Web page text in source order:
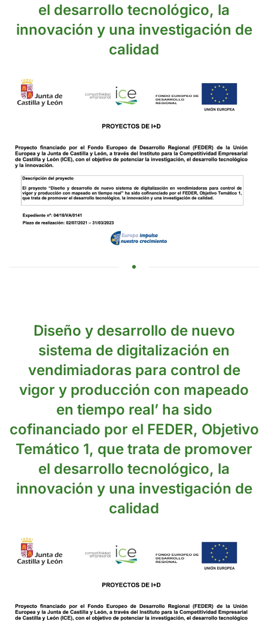
el desarrollo tecnológico, la
innovación y una investigación de
calidad
Diseño y desarrollo de nuevo
sistema de digitalización en
vendimiadoras para control de
vigor y producción con mapeado
en tiempo real’ ha sido
cofinanciado por el FEDER, Objetivo
Temático 1, que trata de promover
el desarrollo tecnológico, la
innovación y una investigación de
calidad